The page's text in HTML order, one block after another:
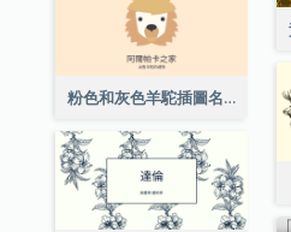
粉色和灰色羊駝插圖名片